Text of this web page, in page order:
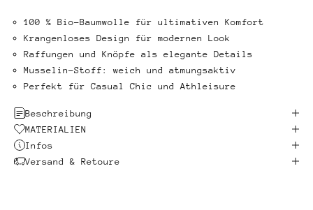
100 % Bio-Baumwolle für ultimativen Komfort
Krangenloses Design für modernen Look
Raffungen und Knöpfe als elegante Details
Musselin-Stoff: weich und atmungsaktiv
Perfekt für Casual Chic und Athleisure
Beschreibung
MATERIALIEN
Infos
Versand & Retoure